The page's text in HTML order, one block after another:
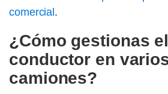
comercial .
¿Cómo gestionas
conductor en
camiones?